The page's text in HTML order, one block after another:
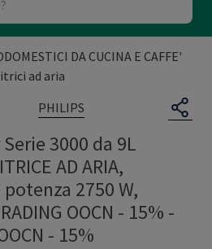
DA CUCINA E CAFFE'
ad aria
PHILIPS
3000 da 9L
AD ARIA,
2750 W,
OOCN - 15% -
- 15%